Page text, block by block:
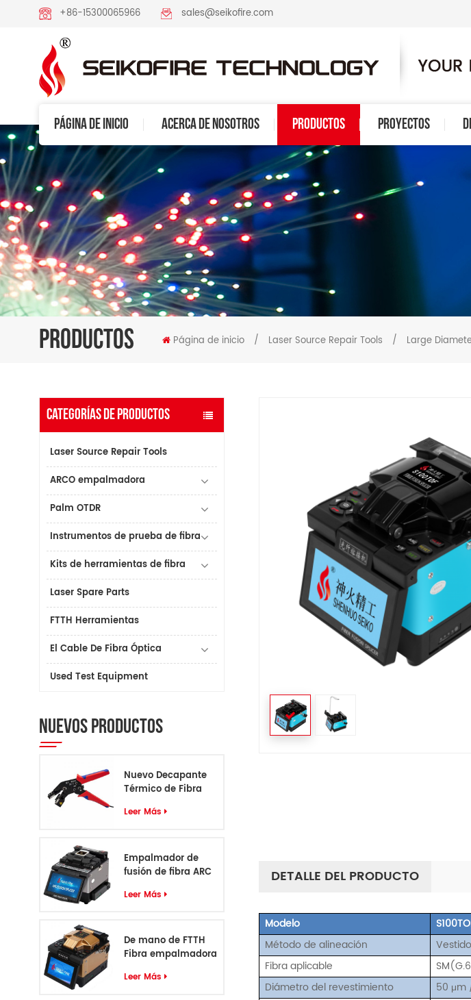
+86-15300065966 sales@seikofire.com
PÁGINA DE INICIO ACERCA DE NOSOTROS PRODUCTOS PROYECTOS
PRODUCTOS Página de inicio / Laser Source Repair Tools / Large
CATEGORÍAS DE PRODUCTOS
Laser Source Repair Tools
ARCO empalmadora
Palm OTDR
Instrumentos de prueba de fibra
Kits de herramientas de fibra
Laser Spare Parts
FTTH Herramientas
El Cable De Fibra Óptica
Used Test Equipment
NUEVOS PRODUCTOS
Nuevo Decapante
Térmico de Fibra
Leer Más
Empalmador de
fusión de fibra ARC
motores
Leer Más
De mano de FTTH
Fibra empalmadora
Leer Más
DETALLE DEL PRODUCTO
Modelo
Método de alineación
Fibra aplicable
Diámetro del revestimiento
50 μm